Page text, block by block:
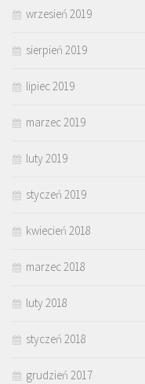
wrzesień 2019
sierpień 2019
lipiec 2019
marzec 2019
luty 2019
styczeń 2019
kwiecień 2018
marzec 2018
luty 2018
styczeń 2018
grudzień 2017